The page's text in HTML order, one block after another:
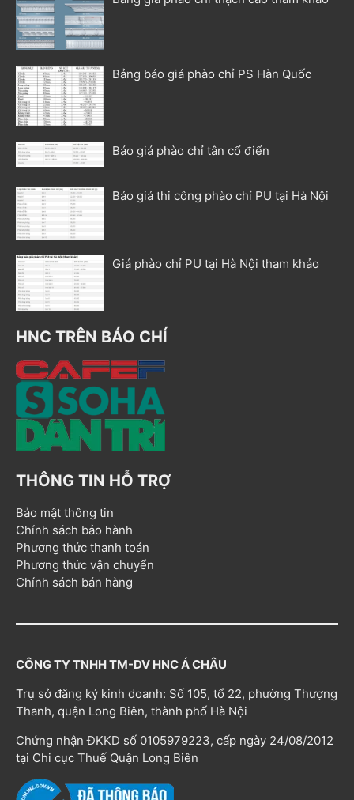
Bảng báo giá phào chỉ PS Hàn Quốc
Báo giá phào chỉ tân cổ điển
Báo giá thi công phào chỉ PU tại Hà Nội
Giá phào chỉ PU tại Hà Nội tham khảo
HNC TRÊN BÁO CHÍ
THÔNG TIN HỖ TRỢ
Bảo mật thông tin
Chính sách bảo hành
Phương thức thanh toán
Phương thức vận chuyển
Chính sách bán hàng
CÔNG TY TNHH TM-DV HNC Á CHÂU
Trụ sở đăng ký kinh doanh: Số 105, tổ 22, phường Thượng
Thanh, quận Long Biên, thành phố Hà Nội
Chứng nhận ĐKKD số 0105979223, cấp ngày 24/08/2012
tại Chi cục Thuế Quận Long Biên